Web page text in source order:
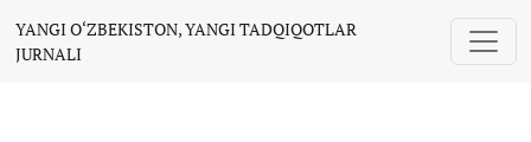
UMUMTA'LIM MAKTABLARIDA VOKAL-XOR HAMDA CHOLGʻU
YANGI O‘ZBEKISTON, YANGI TADQIQOTLAR
JURNALI